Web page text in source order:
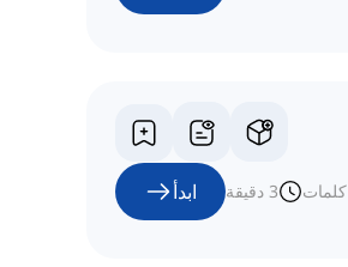
كلمات 3 دقيقة ابدأ